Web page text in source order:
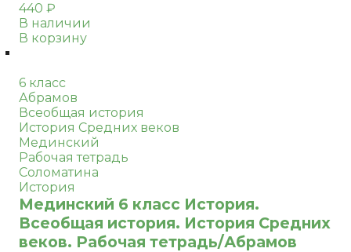
440 ₽
В наличии
В корзину
6 класс
Абрамов
Всеобщая история
История Средних веков
Мединский
Рабочая тетрадь
Соломатина
История
Мединский 6 класс История.
Всеобщая история. История Средних
веков. Рабочая тетрадь/Абрамов